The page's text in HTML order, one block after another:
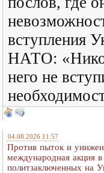
вступления
НАТО:
него не
04.08.2026 11:57
Против пыток и
международная акция
политзаключенных на